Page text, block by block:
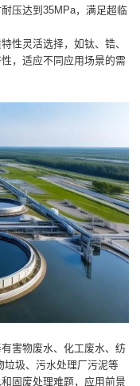
压达到35MPa，满足超临
性灵活选择，如钛、锆、
，适应不同应用场景的需
害物废水、化工废水、纺
垃圾、污水处理厂污泥等
固废处理难题，应用前景